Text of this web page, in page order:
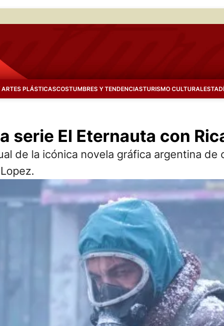
ARTES PLÁSTICASCOSTUMBRES Y TENDENCIASTURISMO CULTURAL
serie El Eternauta con
de la icónica novela gráfica argentina de